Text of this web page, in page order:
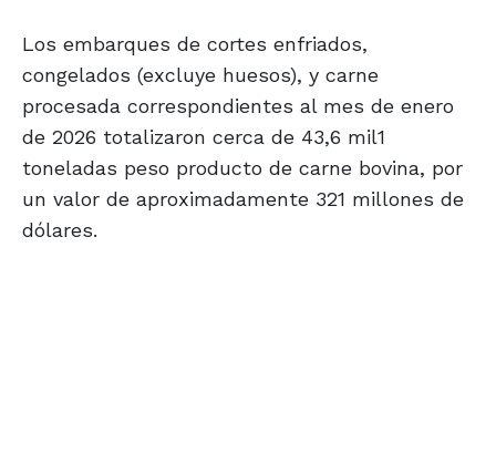
Los embarques de cortes enfriados,
congelados (excluye huesos), y carne
procesada correspondientes al mes de enero
de 2026 totalizaron cerca de 43,6 mil1
toneladas peso producto de carne bovina, por
un valor de aproximadamente 321 millones de
dólares.